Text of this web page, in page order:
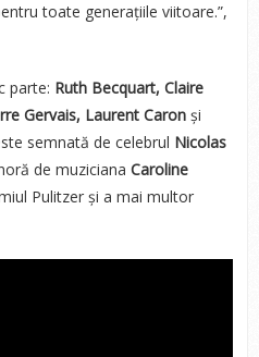
toate generațiile viitoare.”,
parte: Ruth Becquart, Claire
Gervais, Laurent Caron și
semnată de celebrul Nicolas
de muziciana Caroline
Pulitzer și a mai multor